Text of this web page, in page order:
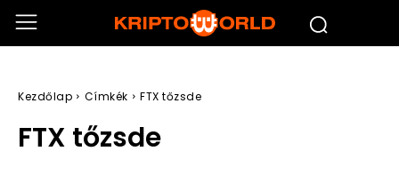
Kezdőlap Címkék FTX tőzsde
FTX tőzsde